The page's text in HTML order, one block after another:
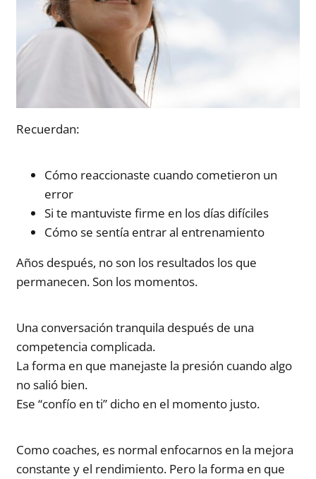
Recuerdan:
Cómo reaccionaste cuando cometieron un
error
Si te mantuviste firme en los días difíciles
Cómo se sentía entrar al entrenamiento
Años después, no son los resultados los que
permanecen. Son los momentos.
Una conversación tranquila después de una
competencia complicada.
La forma en que manejaste la presión cuando algo
no salió bien.
Ese “confío en ti” dicho en el momento justo.
Como coaches, es normal enfocarnos en la mejora
constante y el rendimiento. Pero la forma en que